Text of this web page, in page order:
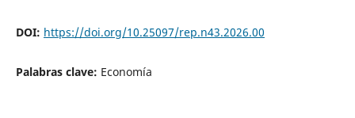
DOI: https://doi.org/10.25097/rep.n43.2026.00
Palabras clave: Economía